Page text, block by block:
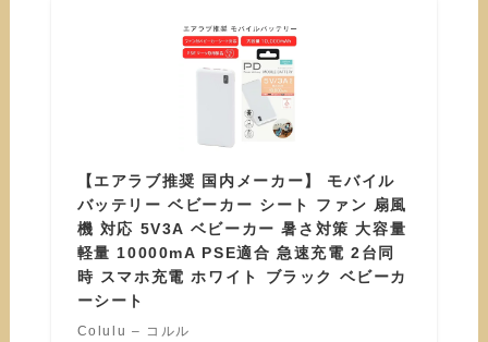
【エアラブ推奨 国内メーカー】 モバイル
バッテリー ベビーカー シート ファン 扇風
機 対応 5V3A ベビーカー 暑さ対策 大容量
軽量 10000mA PSE適合 急速充電 2台同
時 スマホ充電 ホワイト ブラック ベビーカ
ーシート
Colulu – コルル